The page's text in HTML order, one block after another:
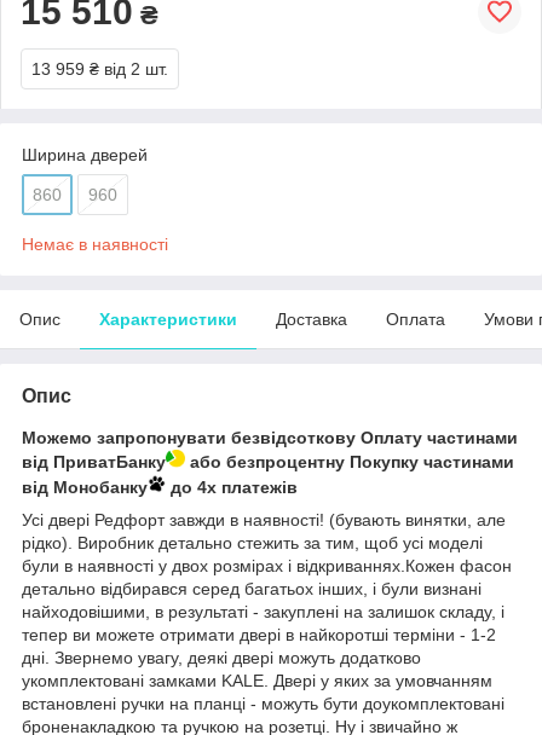
15 510 ₴
13 959 ₴ від 2 шт.
Ширина дверей
860 960
Немає в наявності
Опис Характеристики Доставка Оплата Умови
Опис
Можемо запропонувати безвідсоткову Оплату частинами
від ПриватБанку
або безпроцентну Покупку частинами
від Монобанку
до 4х платежів
Усі двері Редфорт завжди в наявності! (бувають винятки, але
рідко). Виробник детально стежить за тим, щоб усі моделі
були в наявності у двох розмірах і відкриваннях.Кожен фасон
детально відбирався серед багатьох інших, і були визнані
найходовішими, в результаті - закуплені на залишок складу, і
тепер ви можете отримати двері в найкоротші терміни - 1-2
дні. Звернемо увагу, деякі двері можуть додатково
укомплектовані замками KALE. Двері у яких за умовчанням
встановлені ручки на планці - можуть бути доукомплектовані
броненакладкою та ручкою на розетці. Ну і звичайно ж